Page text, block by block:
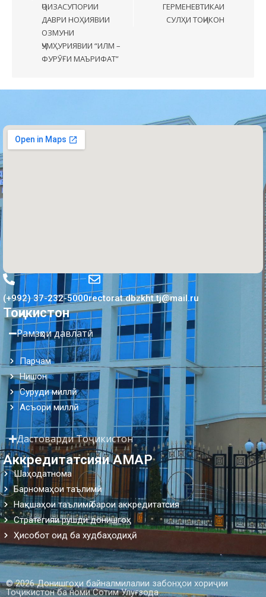
ҶОИЗАСУПОРИИ
ДАВРИ НОҲИЯВИИ
ОЗМУНИ
ҶУМҲУРИЯВИИ “ИЛМ –
ФУРӮҒИ МАЪРИФАТ”
ГЕРМЕНЕВТИКАИ
СУЛҲИ ТОҶИКОН
(+992) 37-232-5000rectorat.dbzkht.tj@mail.ru
Тоҷикистон
Рамзҳои давлатӣ
Парчам
Нишон
Суруди миллӣ
Асъори миллӣ
Дастоварди Тоҷикистон
Аккредитатсияи АМАР
Шаҳодатнома
Барномаҳои таълимӣ
Нақшаҳои таълимӣ барои аккредитатсия
Стратегияи рушди донишгоҳ
Ҳисобот оид ба худбаҳодиҳӣ
© 2026 Донишгоҳи байналмилалии забонҳои хориҷии
Тоҷикистон ба номи Сотим Улуғзода